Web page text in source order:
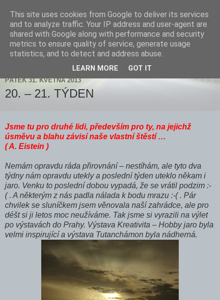
Zdenička
PÁTEK 31. KVĚTNA 2013
20. – 21. TÝDEN
Jsme tu pro druhé lidi, především pro ty, na jejichž
úsměvu a blahu závisí naše vlastní štěstí …
( A. Eistein )
Nemám opravdu ráda přirovnání – nestíhám, ale tyto dva
týdny nám opravdu utekly a poslední týden uteklo někam i
jaro. Venku to poslední dobou vypadá, že se vrátil podzim :-
( . A některým z nás padla nálada k bodu mrazu :-( . Pár
chvilek se sluníčkem jsem věnovala naší zahrádce, ale pro
déšt si ji letos moc neužíváme. Tak jsme si vyrazili na výlet
po výstavách do Prahy. Výstava Kreativita – Hobby jaro byla
velmi inspirující a výstava Tutanchámon byla nádherná.
This site uses cookies from Google to deliver its services
and to analyze traffic. Your IP address and user-agent are
shared with Google along with performance and security
metrics to ensure quality of service, generate usage
statistics, and to detect and address abuse.
LEARN MORE GOT IT